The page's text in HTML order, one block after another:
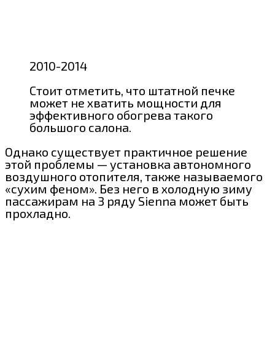
2010-2014
Стоит отметить, что штатной печке
может не хватить мощности для
эффективного обогрева такого
большого салона.
Однако существует практичное решение
этой проблемы — установка автономного
воздушного отопителя, также называемого
«сухим феном». Без него в холодную зиму
пассажирам на 3 ряду Sienna может быть
прохладно.